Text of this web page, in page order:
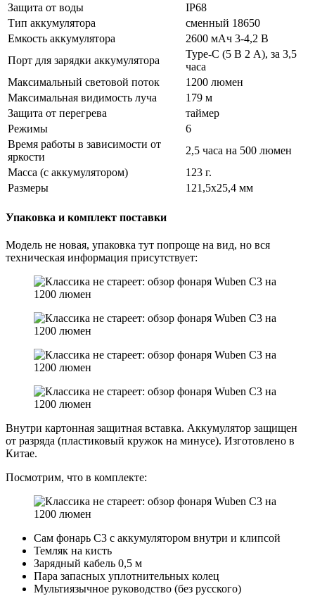
Защита от воды
IP68
Тип аккумулятора
сменный 18650
Емкость аккумулятора
2600 мАч 3-4,2 В
Порт для зарядки аккумулятора
Type-C (5 В 2 А), за 3,5
часа
Максимальный световой поток
1200 люмен
Максимальная видимость луча
179 м
Защита от перегрева
таймер
Режимы
6
Время работы в зависимости от
яркости
2,5 часа на 500 люмен
Масса (с аккумулятором)
123 г.
Размеры
121,5х25,4 мм
Упаковка и комплект поставки
Модель не новая, упаковка тут попроще на вид, но вся
техническая информация присутствует:
Внутри картонная защитная вставка. Аккумулятор защищен
от разряда (пластиковый кружок на минусе). Изготовлено в
Китае.
Посмотрим, что в комплекте:
Сам фонарь С3 с аккумулятором внутри и клипсой
Темляк на кисть
Зарядный кабель 0,5 м
Пара запасных уплотнительных колец
Мультиязычное руководство (без русского)